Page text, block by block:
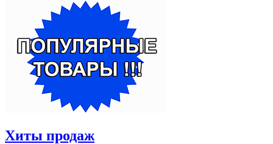
Хиты продаж